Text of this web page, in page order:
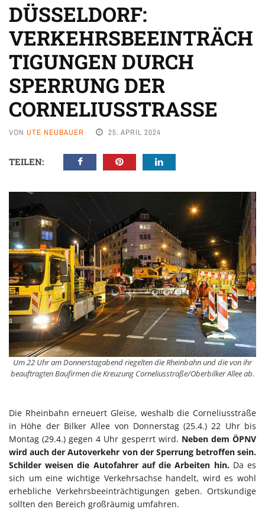
DÜSSELDORF:
VERKEHRSBEEINTRÄCH
TIGUNGEN DURCH
SPERRUNG DER
CORNELIUSSTRASSE
VON UTE NEUBAUER 25. APRIL 2024
TEILEN:
Um 22 Uhr am Donnerstagabend riegelten die Rheinbahn und die von ihr
beauftragten Baufirmen die Kreuzung Corneliusstraße/Oberbilker Allee ab.
Die Rheinbahn erneuert Gleise, weshalb die Corneliusstraße
in Höhe der Bilker Allee von Donnerstag (25.4.) 22 Uhr bis
Montag (29.4.) gegen 4 Uhr gesperrt wird. Neben dem ÖPNV
wird auch der Autoverkehr von der Sperrung betroffen sein.
Schilder weisen die Autofahrer auf die Arbeiten hin.Da es
sich um eine wichtige Verkehrsachse handelt, wird es wohl
erhebliche Verkehrsbeeinträchtigungen geben. Ortskundige
sollten den Bereich großräumig umfahren.